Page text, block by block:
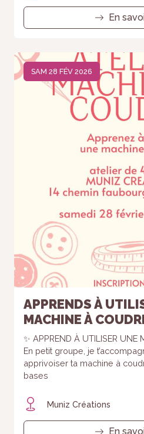
En
SAM 28 FÉV 2026
APPRENDS À
MACHINE À
✨ APPREND À UTILISER UNE
En petit groupe, je
apprivoiser ta machine à
bases
Muniz Créations
En